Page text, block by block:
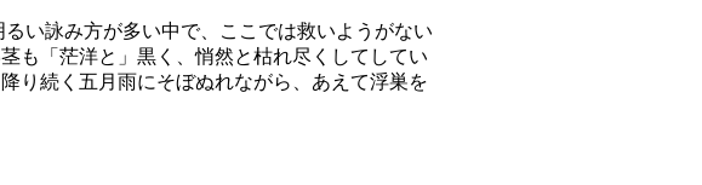
い詠み方が多い中で、ここでは救いようがない
も「茫洋と」黒く、悄然と枯れ尽くしてしてい
り続く五月雨にそぼぬれながら、あえて浮巣を